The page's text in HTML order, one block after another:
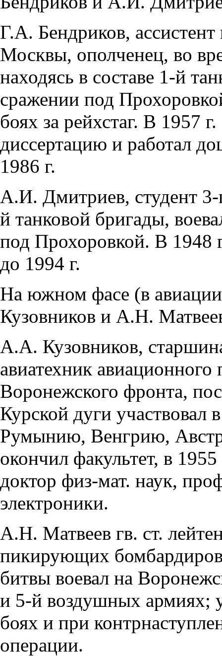
Г.А. Бендриков,
Москвы, ополченец, во
находясь в составе 1-й
сражении под
боях за рейхстаг. В 1957
диссертацию и работал
1986 г.
А.И. Дмитриев, студент 3-
й танковой бригады,
под Прохоровкой. В 1948
до 1994 г.
На южном фасе (в
Кузовников и А.Н.
А.А. Кузовников,
авиатехник авиационного
Воронежского фронта,
Курской дуги участвовал
Румынию, Венгрию,
окончил факультет, в
доктор физ-мат. наук,
электроники.
А.Н. Матвеев гв. ст.
пикирующих
битвы воевал на
и 5-й воздушных армиях;
боях и при
операции.